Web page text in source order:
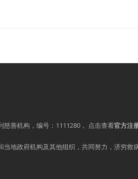
慈善机构，编号：1111280， 点击查看官方注
当地政府机构及其他组织，共同努力，济穷